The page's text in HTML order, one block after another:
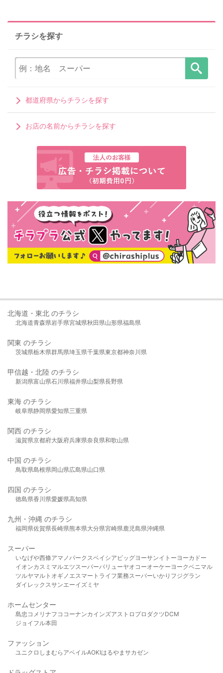
チラシを探す
都道府県からチラシを探す
お店の名前からチラシを探す
北海道・東北 のチラシ
北海道青森県岩手県宮城県秋田県山形県福島県
関東 のチラシ
茨城県栃木県群馬県埼玉県千葉県東京都神奈川県
甲信越・北陸 のチラシ
新潟県富山県石川県福井県山梨県長野県
東海 のチラシ
岐阜県静岡県愛知県三重県
関西 のチラシ
滋賀県京都府大阪府兵庫県奈良県和歌山県
中国 のチラシ
鳥取県島根県岡山県広島県山口県
四国 のチラシ
徳島県香川県愛媛県高知県
九州・沖縄 のチラシ
福岡県佐賀県長崎県熊本県大分県宮崎県鹿児島県沖縄県
スーパー
いなげや西條アマノパークスベイシア ビッグヨーサンイトーヨーカドー
イオンカスミ マルエツスーパーバリューヤオコーオーケー ヨークベニマル
ツルヤマルト オギノ エスマート ライフ業務スーパーいかり フジグラン
ダイレックスサンエーイズミヤ
ホームセンター
島忠 コメリ ナフコ コーナンカインズアストロプロダクツDCM
ジョイフル本田
ファッション
ユニクロ しまむら アベイルAOKIはるやま サカゼン